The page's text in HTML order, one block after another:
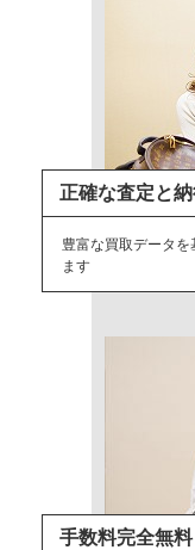
正確な査定と
豊富な買取データ
ます
手数料完全無料